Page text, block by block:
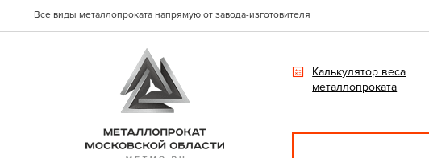
Все виды металлопроката напрямую от завода-изготовителя
Калькулятор веса
металлопроката